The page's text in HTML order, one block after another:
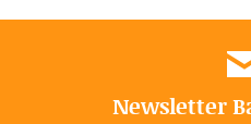
Newsletter